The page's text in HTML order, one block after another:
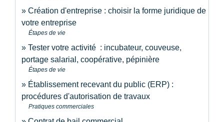
Création d'entreprise : choisir la forme juridique de
votre entreprise
Étapes de vie
Tester votre activité : incubateur, couveuse,
portage salarial, coopérative, pépinière
Étapes de vie
Établissement recevant du public (ERP) :
procédures d'autorisation de travaux
Pratiques commerciales